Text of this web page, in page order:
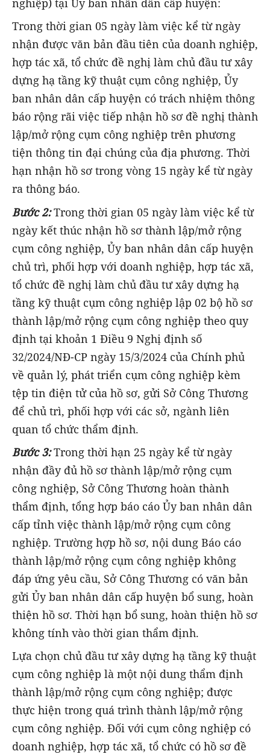
nghiệp) tại Ủy ban nhân dân cấp huyện:
Trong thời gian 05 ngày làm việc kể từ ngày
nhận được văn bản đầu tiên của doanh nghiệp,
hợp tác xã, tổ chức đề nghị làm chủ đầu tư xây
dựng hạ tầng kỹ thuật cụm công nghiệp, Ủy
ban nhân dân cấp huyện có trách nhiệm thông
báo rộng rãi việc tiếp nhận hồ sơ đề nghị thành
lập/mở rộng cụm công nghiệp trên phương
tiện thông tin đại chúng của địa phương. Thời
hạn nhận hồ sơ trong vòng 15 ngày kể từ ngày
ra thông báo.
Bước 2:Trong thời gian 05 ngày làm việc kể từ
ngày kết thúc nhận hồ sơ thành lập/mở rộng
cụm công nghiệp, Ủy ban nhân dân cấp huyện
chủ trì, phối hợp với doanh nghiệp, hợp tác xã,
tổ chức đề nghị làm chủ đầu tư xây dựng hạ
tầng kỹ thuật cụm công nghiệp lập 02 bộ hồ sơ
thành lập/mở rộng cụm công nghiệp theo quy
định tại khoản 1 Điều 9 Nghị định số
32/2024/NĐ-CP ngày 15/3/2024 của Chính phủ
về quản lý, phát triển cụm công nghiệp kèm
tệp tin điện tử của hồ sơ, gửi Sở Công Thương
để chủ trì, phối hợp với các sở, ngành liên
quan tổ chức thẩm định.
Bước 3:Trong thời hạn 25 ngày kể từ ngày
nhận đầy đủ hồ sơ thành lập/mở rộng cụm
công nghiệp, Sở Công Thương hoàn thành
thẩm định, tổng hợp báo cáo Ủy ban nhân dân
cấp tỉnh việc thành lập/mở rộng cụm công
nghiệp. Trường hợp hồ sơ, nội dung Báo cáo
thành lập/mở rộng cụm công nghiệp không
đáp ứng yêu cầu, Sở Công Thương có văn bản
gửi Ủy ban nhân dân cấp huyện bổ sung, hoàn
thiện hồ sơ. Thời hạn bổ sung, hoàn thiện hồ sơ
không tính vào thời gian thẩm định.
Lựa chọn chủ đầu tư xây dựng hạ tầng kỹ thuật
cụm công nghiệp là một nội dung thẩm định
thành lập/mở rộng cụm công nghiệp; được
thực hiện trong quá trình thành lập/mở rộng
cụm công nghiệp. Đối với cụm công nghiệp có
doanh nghiệp, hợp tác xã, tổ chức có hồ sơ đề